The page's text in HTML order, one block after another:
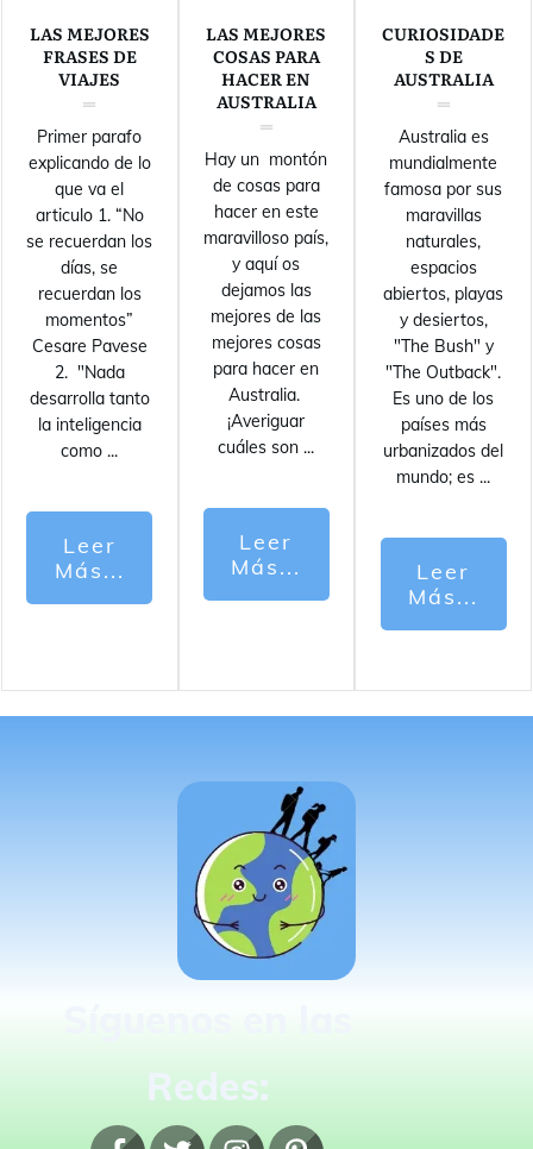
LAS MEJORES
FRASES DE
VIAJES
Primer parafo
explicando de lo
que va el
articulo 1. “No
se recuerdan los
días, se
recuerdan los
momentos”
Cesare Pavese
2. "Nada
desarrolla tanto
la inteligencia
como ...
Leer
Más...
LAS MEJORES
COSAS PARA
HACER EN
AUSTRALIA
Hay un montón
de cosas para
hacer en este
maravilloso país,
y aquí os
dejamos las
mejores de las
mejores cosas
para hacer en
Australia.
¡Averiguar
cuáles son ...
Leer
Más...
CURIOSIDADE
S DE
AUSTRALIA
Australia es
mundialmente
famosa por sus
maravillas
naturales,
espacios
abiertos, playas
y desiertos,
"The Bush" y
"The Outback".
Es uno de los
países más
urbanizados del
mundo; es ...
Leer
Más...
Redes: